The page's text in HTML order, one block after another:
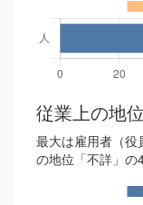
従業上の地
最大は雇用者（
の地位「不詳」の